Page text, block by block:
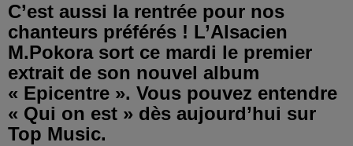
C’est aussi la rentrée pour nos
chanteurs préférés ! L’Alsacien
M.Pokora sort ce mardi le premier
extrait de son nouvel album
« Epicentre ». Vous pouvez entendre
« Qui on est » dès aujourd’hui sur
Top Music.